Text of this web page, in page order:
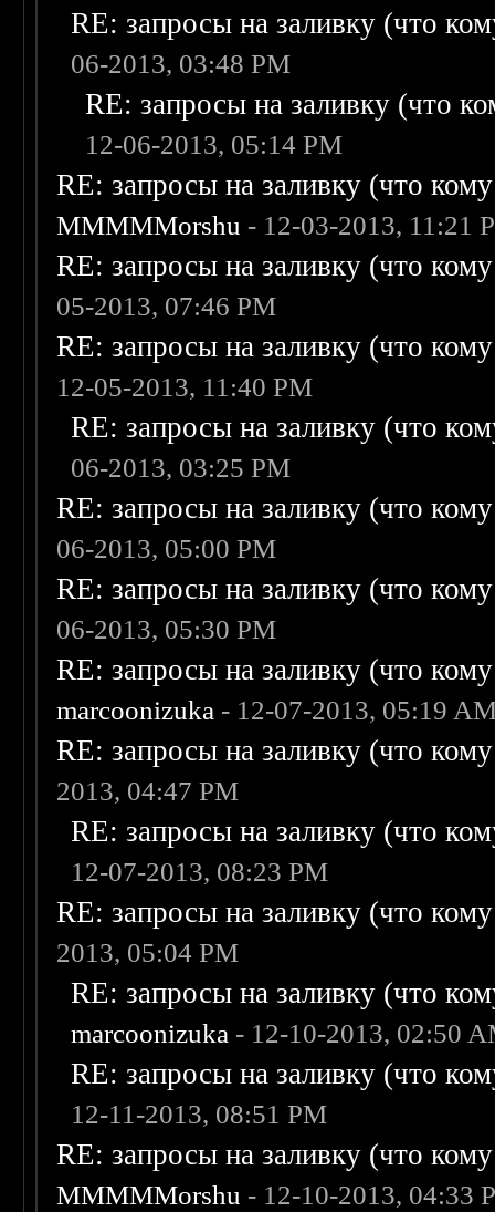
RE: запросы на заливку (что
06-2013, 03:48 PM
RE: запросы на заливку (что
12-06-2013, 05:14 PM
RE: запросы на заливку (что
MMMMMorshu - 12-03-2013, 11:21
RE: запросы на заливку (что
05-2013, 07:46 PM
RE: запросы на заливку (что
12-05-2013, 11:40 PM
RE: запросы на заливку (что
06-2013, 03:25 PM
RE: запросы на заливку (что
06-2013, 05:00 PM
RE: запросы на заливку (что
06-2013, 05:30 PM
RE: запросы на заливку (что
marcoonizuka - 12-07-2013, 05:19
RE: запросы на заливку (что
2013, 04:47 PM
RE: запросы на заливку (что
12-07-2013, 08:23 PM
RE: запросы на заливку (что
2013, 05:04 PM
RE: запросы на заливку (что
marcoonizuka - 12-10-2013, 02:50
RE: запросы на заливку (что
12-11-2013, 08:51 PM
RE: запросы на заливку (что
MMMMMorshu - 12-10-2013, 04:33